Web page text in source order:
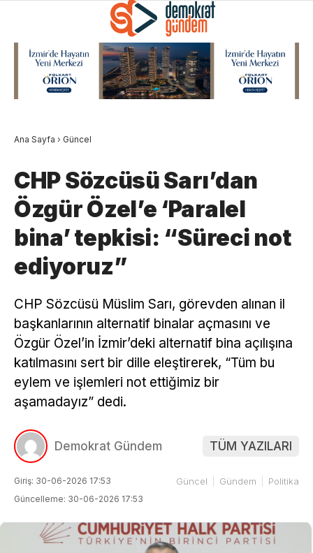
Ana Sayfa › Güncel
CHP Sözcüsü Sarı’dan
Özgür Özel’e ‘Paralel
bina’ tepkisi: “Süreci not
ediyoruz”
CHP Sözcüsü Müslim Sarı, görevden alınan il
başkanlarının alternatif binalar açmasını ve
Özgür Özel’in İzmir’deki alternatif bina açılışına
katılmasını sert bir dille eleştirerek, “Tüm bu
eylem ve işlemleri not ettiğimiz bir
aşamadayız” dedi.
Demokrat Gündem TÜM YAZILARI
Giriş: 30-06-2026 17:53
Güncelleme: 30-06-2026 17:53
Güncel Gündem Politika